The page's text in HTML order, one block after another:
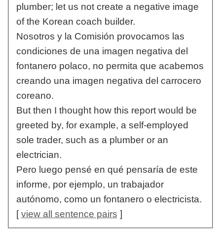
plumber; let us not create a negative image
of the Korean coach builder.
Nosotros y la Comisión provocamos las
condiciones de una imagen negativa del
fontanero polaco, no permita que acabemos
creando una imagen negativa del carrocero
coreano.
But then I thought how this report would be
greeted by, for example, a self-employed
sole trader, such as a plumber or an
electrician.
Pero luego pensé en qué pensaría de este
informe, por ejemplo, un trabajador
autónomo, como un fontanero o electricista.
[view all sentence pairs ]